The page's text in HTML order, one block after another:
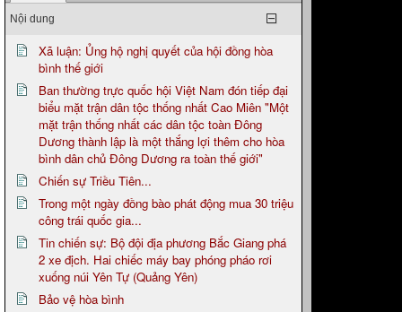
Nội dung
Xã luận: Ủng hộ nghị quyết của hội đồng hòa
bình thế giới
Ban thường trực quốc hội Việt Nam đón tiếp đại
biểu mặt trận dân tộc thống nhất Cao Miên "Một
mặt trận thống nhất các dân tộc toàn Đông
Dương thành lập là một thắng lợi thêm cho hòa
bình dân chủ Đông Dương ra toàn thế giới"
Chiến sự Triều Tiên...
Trong một ngày đồng bào phát động mua 30 triệu
công trái quốc gia...
Tin chiến sự: Bộ đội địa phương Bắc Giang phá
2 xe địch. Hai chiếc máy bay phóng pháo rơi
xuống núi Yên Tự (Quảng Yên)
Bảo vệ hòa bình